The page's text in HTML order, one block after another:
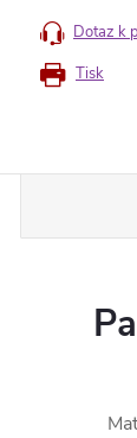
Tisk
Dotaz k